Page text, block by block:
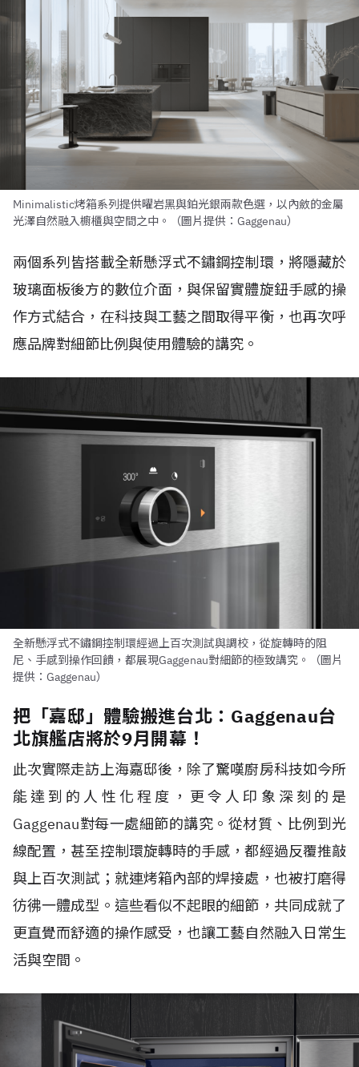
Minimalistic烤箱系列提供曜岩黑與鉑光銀兩款色選，以內斂的金屬
光澤自然融入櫥櫃與空間之中。（圖片提供：Gaggenau）
兩個系列皆搭載全新懸浮式不鏽鋼控制環，將隱藏於
玻璃面板後方的數位介面，與保留實體旋鈕手感的操
作方式結合，在科技與工藝之間取得平衡，也再次呼
應品牌對細節比例與使用體驗的講究。
全新懸浮式不鏽鋼控制環經過上百次測試與調校，從旋轉時的阻
尼、手感到操作回饋，都展現Gaggenau對細節的極致講究。（圖片
提供：Gaggenau）
把「嘉邸」體驗搬進台北：Gaggenau台
北旗艦店將於9月開幕！
此次實際走訪上海嘉邸後，除了驚嘆廚房科技如今所
能達到的人性化程度，更令人印象深刻的是
Gaggenau對每一處細節的講究。從材質、比例到光
線配置，甚至控制環旋轉時的手感，都經過反覆推敲
與上百次測試；就連烤箱內部的焊接處，也被打磨得
彷彿一體成型。這些看似不起眼的細節，共同成就了
更直覺而舒適的操作感受，也讓工藝自然融入日常生
活與空間。